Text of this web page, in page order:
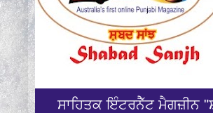
ਸਾਹਿਤਕ ਇੰਟਰਨੈੱਟ ਮੈਗਜ਼ੀਨ